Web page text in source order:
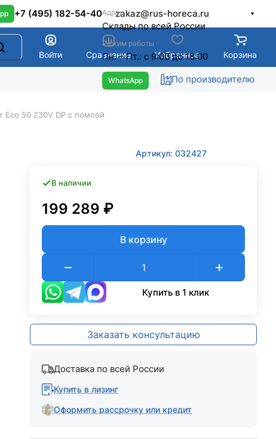
zakaz@rus-horeca.ru
+7 (495) 182-54-40Адрес
Cклады по всей России
Режим работы
Пн. – Пт.: с 9:00 до 18:00
Войти Сравнение Избранное Корзина
По производителю
Eco 50 230V DP с помпой
Артикул: 032427
В наличии
199 289 ₽
В корзину
Купить в 1 клик
Заказать консультацию
Доставка по всей России
Купить в лизинг
Оформить рассрочку или кредит